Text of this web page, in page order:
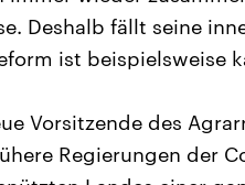
Deshalb fällt seine
ist beispielsweise
Vorsitzende des
Regierungen der